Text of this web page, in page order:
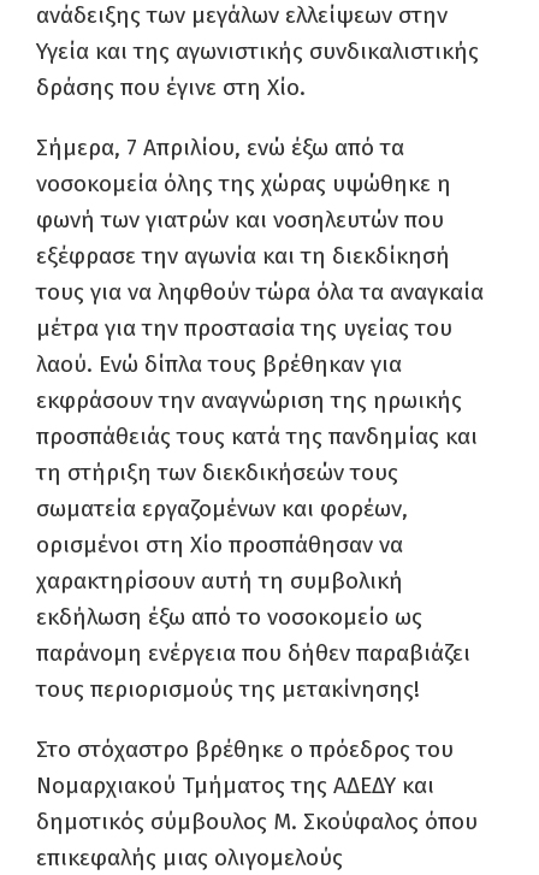
ανάδειξης των μεγάλων ελλείψεων στην
Υγεία και της αγωνιστικής συνδικαλιστικής
δράσης που έγινε στη Χίο.
Σήμερα, 7 Απριλίου, ενώ έξω από τα
νοσοκομεία όλης της χώρας υψώθηκε η
φωνή των γιατρών και νοσηλευτών που
εξέφρασε την αγωνία και τη διεκδίκησή
τους για να ληφθούν τώρα όλα τα αναγκαία
μέτρα για την προστασία της υγείας του
λαού. Ενώ δίπλα τους βρέθηκαν για
εκφράσουν την αναγνώριση της ηρωικής
προσπάθειάς τους κατά της πανδημίας και
τη στήριξη των διεκδικήσεών τους
σωματεία εργαζομένων και φορέων,
ορισμένοι στη Χίο προσπάθησαν να
χαρακτηρίσουν αυτή τη συμβολική
εκδήλωση έξω από το νοσοκομείο ως
παράνομη ενέργεια που δήθεν παραβιάζει
τους περιορισμούς της μετακίνησης!
Στο στόχαστρο βρέθηκε ο πρόεδρος του
Νομαρχιακού Τμήματος της ΑΔΕΔΥ και
δημοτικός σύμβουλος Μ. Σκούφαλος όπου
επικεφαλής μιας ολιγομελούς